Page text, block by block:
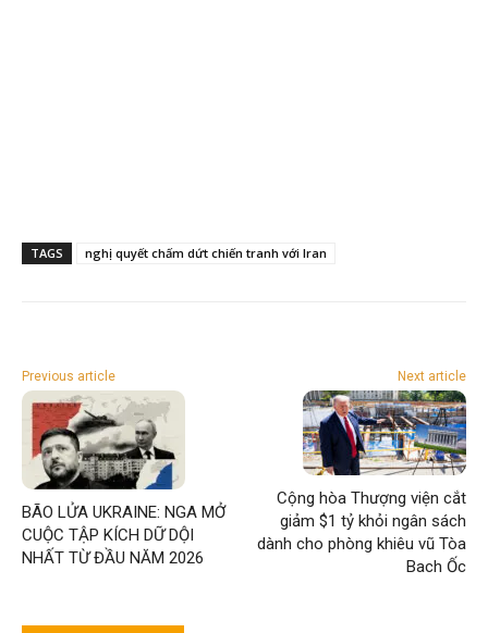
TAGS nghị quyết chấm dứt chiến tranh với Iran
Previous article
BÃO LỬA UKRAINE: NGA MỞ
CUỘC TẬP KÍCH DỮ DỘI
NHẤT TỪ ĐẦU NĂM 2026
Next article
Cộng hòa Thượng viện cắt
giảm $1 tỷ khỏi ngân sách
dành cho phòng khiêu vũ Tòa
Bach Ốc